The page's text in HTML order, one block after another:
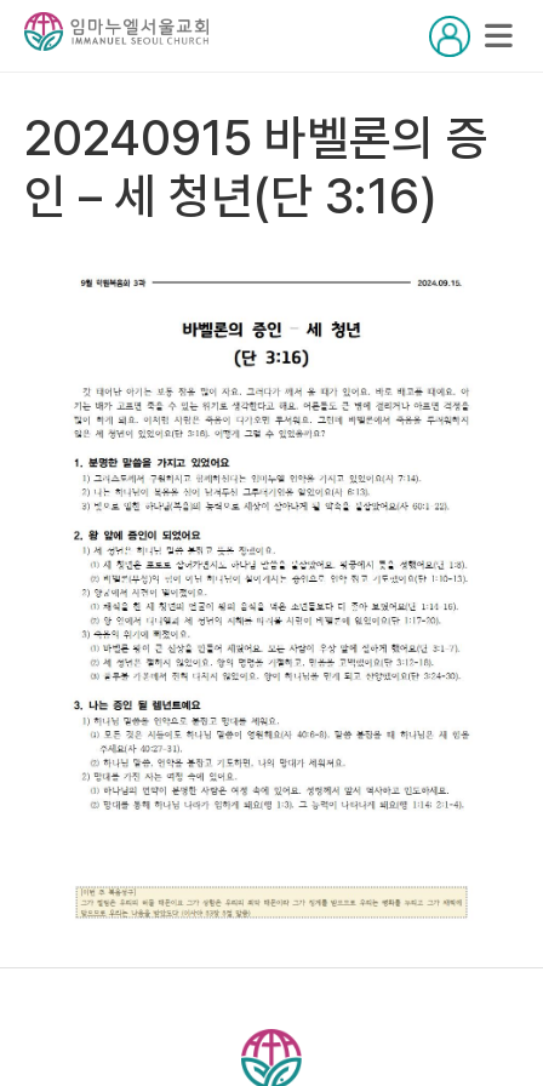
20240915 바벨론의 증
인 – 세 청년(단 3:16)